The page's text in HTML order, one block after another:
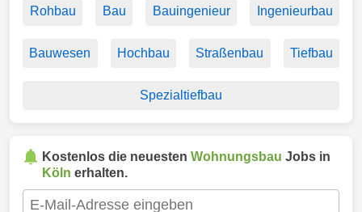
Rohbau Bau Bauingenieur Ingenieurbau
Bauwesen Hochbau Straßenbau Tiefbau
Spezialtiefbau
Kostenlos die neuesten Wohnungsbau Jobs in
Köln erhalten.